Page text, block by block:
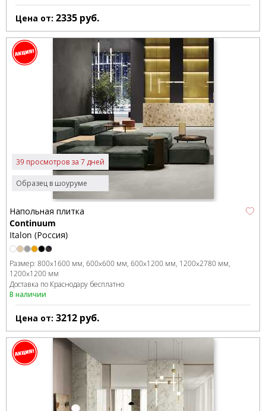
Цена от: 2335 руб.
Образец в шоуруме
39 просмотров за 7 дней
Напольная плитка
Continuum
Italon (Россия)
Размер: 800x1600 мм 600x600 мм 600x1200 мм 1200x2780 мм
1200x1200 мм
Доставка по Краснодару бесплатно
В наличии
Цена от: 3212 руб.